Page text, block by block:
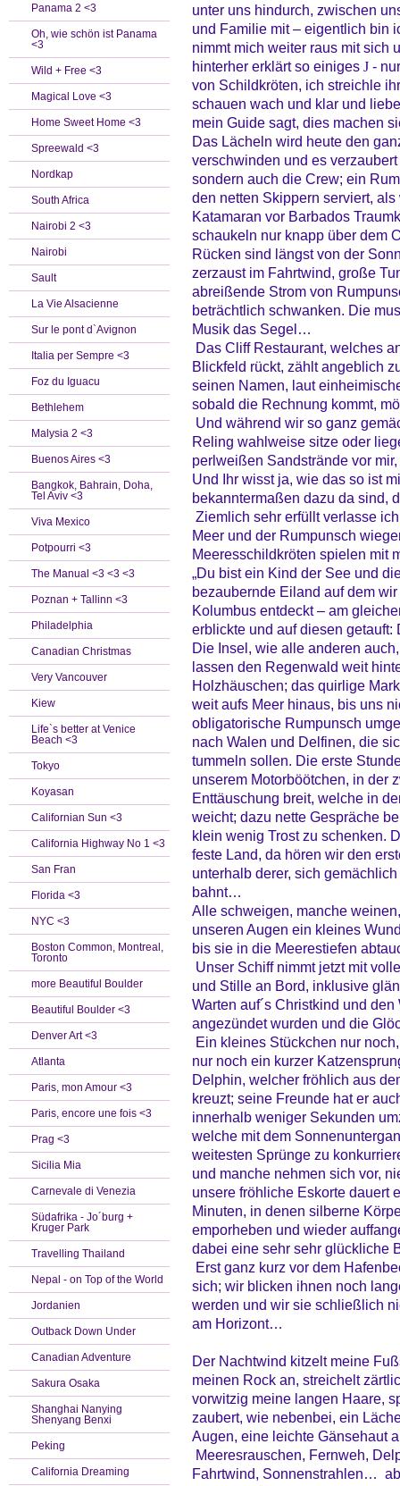
Panama 2 <3
Oh, wie schön ist Panama
<3
Wild + Free <3
Magical Love <3
Home Sweet Home <3
Spreewald <3
Nordkap
South Africa
Nairobi 2 <3
Nairobi
Sault
La Vie Alsacienne
Sur le pont d`Avignon
Italia per Sempre <3
Foz du Iguacu
Bethlehem
Malysia 2 <3
Buenos Aires <3
Bangkok, Bahrain, Doha,
Tel Aviv <3
Viva Mexico
Potpourri <3
The Manual <3 <3 <3
Poznan + Tallinn <3
Philadelphia
Canadian Christmas
Very Vancouver
Kiew
Life`s better at Venice
Beach <3
Tokyo
Koyasan
Californian Sun <3
California Highway No 1 <3
San Fran
Florida <3
NYC <3
Boston Common, Montreal,
Toronto
more Beautiful Boulder
Beautiful Boulder <3
Denver Art <3
Atlanta
Paris, mon Amour <3
Paris, encore une fois <3
Prag <3
Sicilia Mia
Carnevale di Venezia
Südafrika - Jo´burg +
Kruger Park
Travelling Thailand
Nepal - on Top of the World
Jordanien
Outback Down Under
Canadian Adventure
Sakura Osaka
Shanghai Nanying
Shenyang Benxi
Peking
California Dreaming
unter uns hindurch, zwischen
und Familie mit – eigentlich bin
nimmt mich weiter raus mit sich
hinterher erklärt so einiges J -
von Schildkröten, ich streichle
schauen wach und klar und
mein Guide sagt, dies machen
Das Lächeln wird heute den
verschwinden und es
sondern auch die Crew; ein
den netten Skippern serviert,
Katamaran vor Barbados
schaukeln nur knapp über dem
Rücken sind längst von der
zerzaust im Fahrtwind, große
abreißende Strom von
beträchtlich schwanken. Die
Musik das Segel…
Das Cliff Restaurant, welches
Blickfeld rückt, zählt angeblich
seinen Namen, laut
sobald die Rechnung kommt,
Und während wir so ganz
Reling wahlweise sitze oder
perlweißen Sandstrände vor
Und Ihr wisst ja, wie das so ist
bekanntermaßen dazu da sind,
Ziemlich sehr erfüllt verlasse
Meer und der Rumpunsch
Meeresschildkröten spielen mit
„Du bist ein Kind der See und
bezaubernde Eiland auf dem
Kolumbus entdeckt – am
erblickte und auf diesen getauft:
Die Insel, wie alle anderen
lassen den Regenwald weit
Holzhäuschen; das quirlige
weit aufs Meer hinaus, bis uns
obligatorische Rumpunsch
nach Walen und Delfinen, die
tummeln sollen. Die erste
unserem Motorböötchen, in der
Enttäuschung breit, welche in
weicht; dazu nette Gespräche
klein wenig Trost zu schenken.
feste Land, da hören wir den
unterhalb derer, sich
bahnt…
Alle schweigen, manche
unseren Augen ein kleines
bis sie in die Meerestiefen
Unser Schiff nimmt jetzt mit
und Stille an Bord, inklusive
Warten auf´s Christkind und
angezündet wurden und die
Ein kleines Stückchen nur
nur noch ein kurzer
Delphin, welcher fröhlich aus
kreuzt; seine Freunde hat er
innerhalb weniger Sekunden
welche mit dem
weitesten Sprünge zu
und manche nehmen sich vor,
unsere fröhliche Eskorte dauert
Minuten, in denen silberne
emporheben und wieder
dabei eine sehr sehr glückliche
Erst ganz kurz vor dem
sich; wir blicken ihnen noch
werden und wir sie schließlich
am Horizont…
Der Nachtwind kitzelt meine
meinen Rock an, streichelt
vorwitzig meine langen Haare,
zaubert, wie nebenbei, ein
Augen, eine leichte Gänsehaut
Meeresrauschen, Fernweh,
Fahrtwind, Sonnenstrahlen…